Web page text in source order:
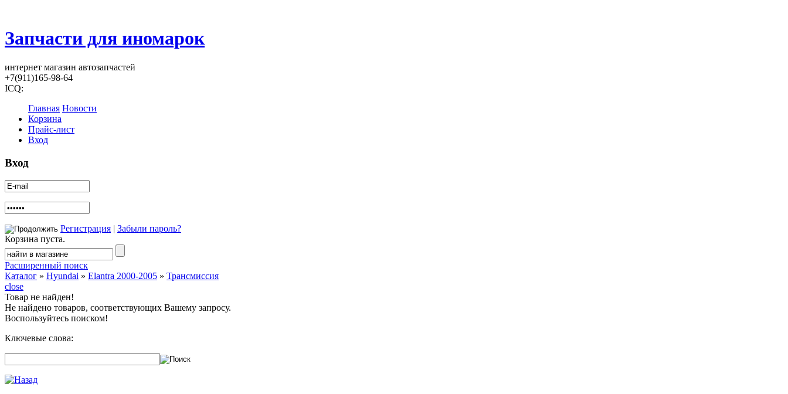
Запчасти для иномарок
интернет магазин автозапчастей
+7(911)165-98-64
ICQ:
Главная Новости
Корзина
Прайс-лист
Вход
Вход
Регистрация | Забыли пароль?
Корзина пуста.
Расширенный поиск
Каталог » Hyundai » Elantra 2000-2005 » Трансмиссия
close
Товар не найден!
Не найдено товаров, соответствующих Вашему запросу.
Воспользуйтесь поиском!
Ключевые слова: